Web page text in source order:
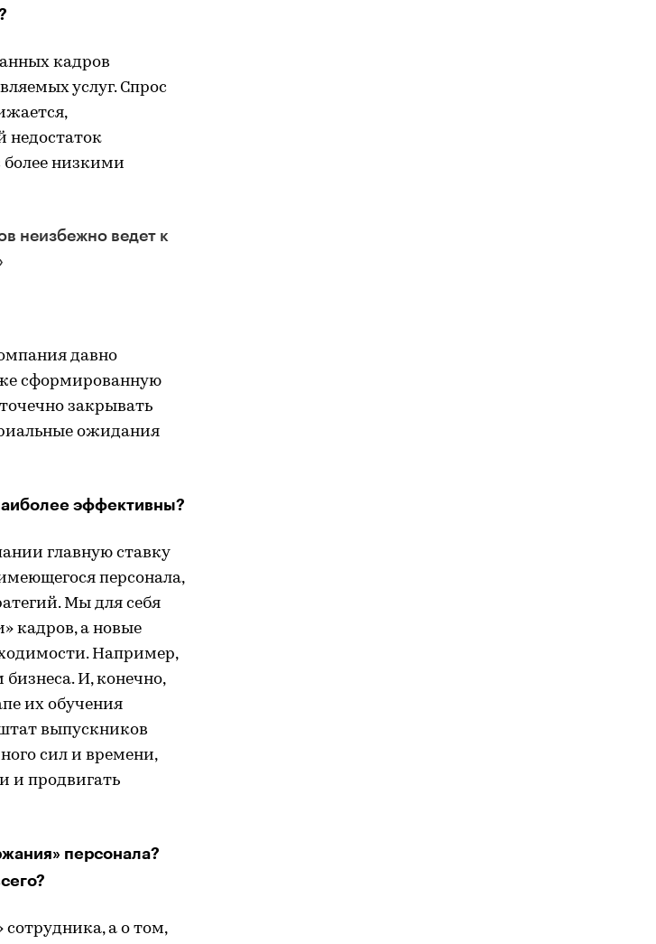
кадров
услуг. Спрос
недостаток
низкими
неизбежно ведет к
давно
сформированную
закрывать
ожидания
эффективны?
главную ставку
персонала,
Мы для себя
кадров, а новые
Например,
И, конечно,
их обучения
выпускников
сил и времени,
и продвигать
персонала?
а о том,